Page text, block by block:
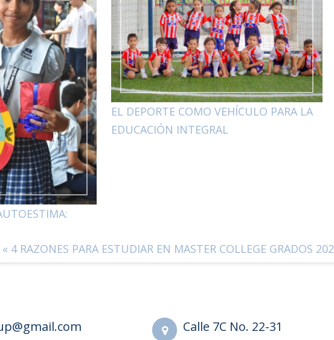
EL DEPORTE COMO VEHÍCULO PARA LA
EDUCACIÓN INTEGRAL
« 4 RAZONES PARA ESTUDIAR EN MASTER COLLEGE GRADOS
Calle 7C No. 22-31